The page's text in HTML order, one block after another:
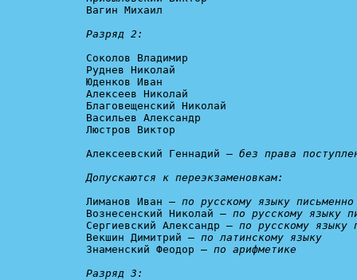
Вагин Михаил
Разряд 2:
Соколов Владимир
Руднев Николай
Юденков Иван
Алексеев Николай
Благовещенский Николай
Васильев Александр
Люстров Виктор
Алексеевский Геннадий – без права
Допускаются к переэкзаменовкам:
Лиманов Иван – по русскому языку письменно
Вознесенский Николай – по русскому языку
Сергиевский Александр – по русскому языку
Векшин Димитрий – по латинскому языку
Знаменский Феодор – по арифметике
Разряд 3: